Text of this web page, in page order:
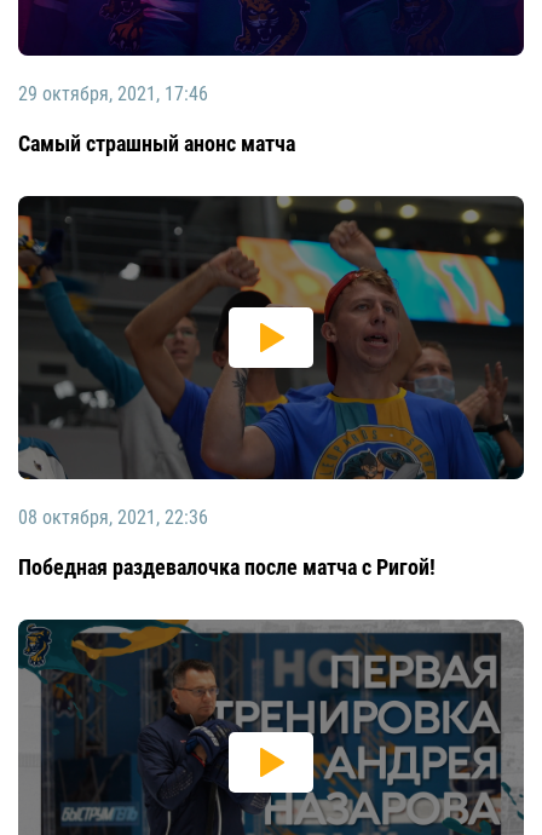
29 октября, 2021, 17:46
Самый страшный анонс матча
08 октября, 2021, 22:36
Победная раздевалочка после матча с Ригой!